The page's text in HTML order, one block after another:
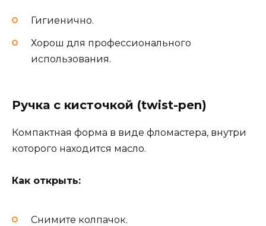
Гигиенично.
Хорош для профессионального
использования.
Ручка с кисточкой (twist-pen)
Компактная форма в виде фломастера, внутри
которого находится масло.
Как открыть:
Снимите колпачок.